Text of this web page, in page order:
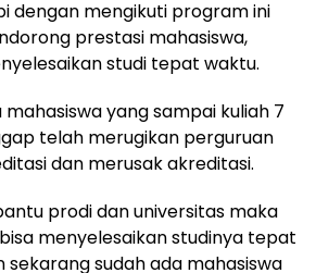
dengan mengikuti program ini
prestasi mahasiswa,
studi tepat waktu.
yang sampai kuliah 7
telah merugikan perguruan
dan merusak akreditasi.
prodi dan universitas maka
menyelesaikan studinya tepat
sudah ada mahasiswa